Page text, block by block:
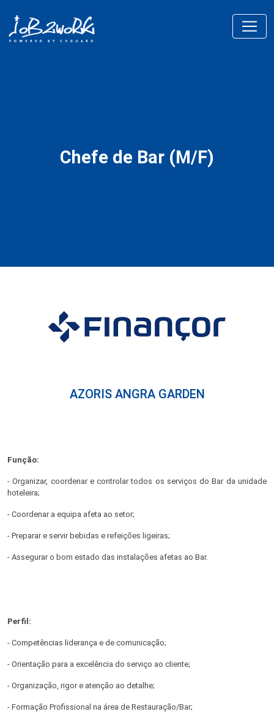
Chefe de Bar (M/F)
AZORIS ANGRA GARDEN
Função:
- Organizar, coordenar e controlar todos os serviços do Bar da unidade
hoteleira;
- Coordenar a equipa afeta ao setor;
- Preparar e servir bebidas e refeições ligeiras;
- Assegurar o bom estado das instalações afetas ao Bar.
Perfil:
- Competências liderança e de comunicação;
- Orientação para a excelência do serviço ao cliente;
- Organização, rigor e atenção ao detalhe;
- Formação Profissional na área de Restauração/Bar;